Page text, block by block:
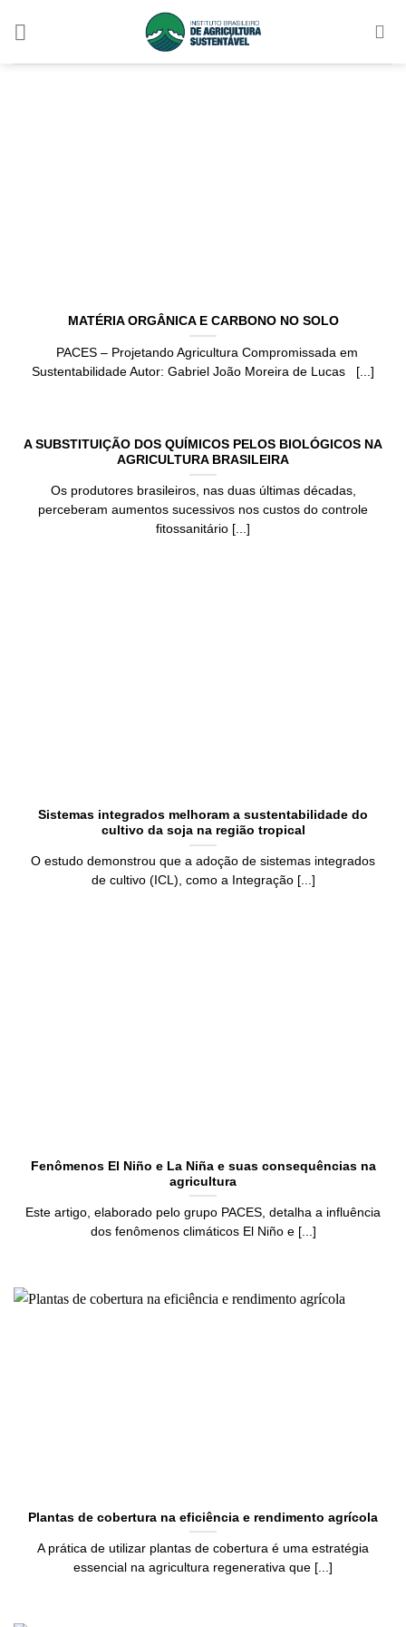
MATÉRIA ORGÂNICA E CARBONO NO SOLO
PACES – Projetando Agricultura Compromissada em
Sustentabilidade Autor: Gabriel João Moreira de Lucas [...]
A SUBSTITUIÇÃO DOS QUÍMICOS PELOS BIOLÓGICOS NA
AGRICULTURA BRASILEIRA
Os produtores brasileiros, nas duas últimas décadas,
perceberam aumentos sucessivos nos custos do controle
fitossanitário [...]
Sistemas integrados melhoram a sustentabilidade do
cultivo da soja na região tropical
O estudo demonstrou que a adoção de sistemas integrados
de cultivo (ICL), como a Integração [...]
Fenômenos El Niño e La Niña e suas consequências na
agricultura
Este artigo, elaborado pelo grupo PACES, detalha a influência
dos fenômenos climáticos El Niño e [...]
Plantas de cobertura na eficiência e rendimento agrícola
A prática de utilizar plantas de cobertura é uma estratégia
essencial na agricultura regenerativa que [...]